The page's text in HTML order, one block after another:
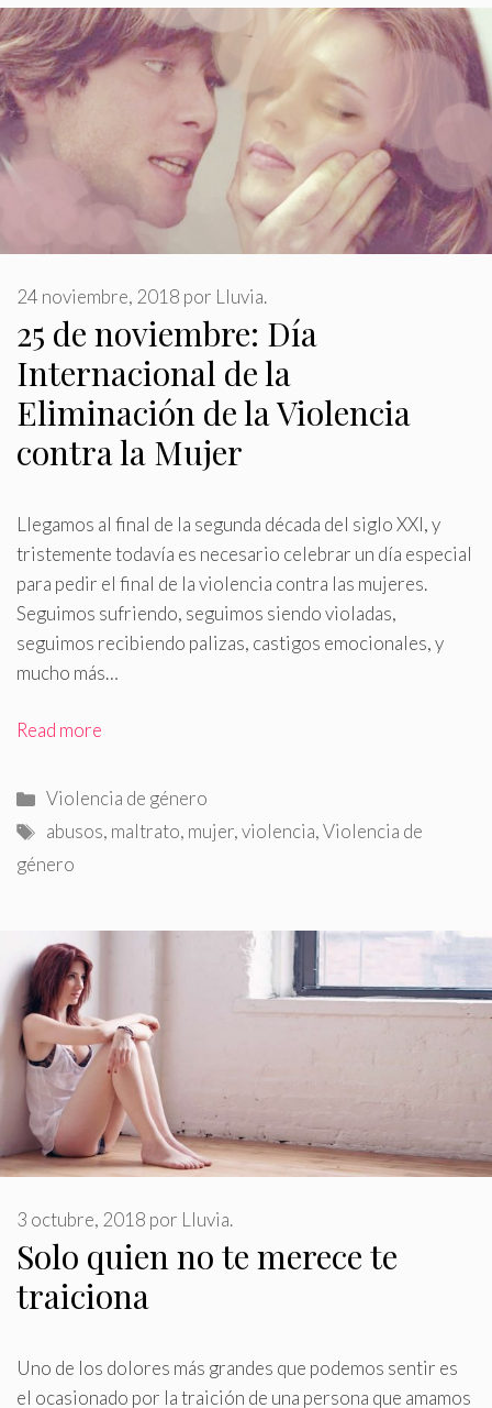
25 de noviembre: Día
Internacional de la
Eliminación de la Violencia
contra la Mujer
24 noviembre, 2018 por Lluvia.
Llegamos al final de la segunda década del siglo XXI, y
tristemente todavía es necesario celebrar un día especial
para pedir el final de la violencia contra las mujeres.
Seguimos sufriendo, seguimos siendo violadas,
seguimos recibiendo palizas, castigos emocionales, y
mucho más…
Read more
Categorías
Violencia de género
Etiquetas
abusos, maltrato, mujer,violencia,Violencia de
género
Solo quien no te merece te
traiciona
3 octubre, 2018 por Lluvia.
Uno de los dolores más grandes que podemos sentir es
el ocasionado por la traición de una persona que amamos